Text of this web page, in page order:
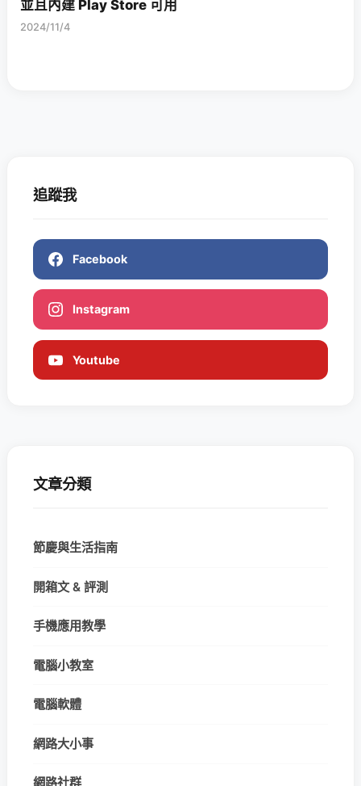
並且內建 Play Store 可用
2024/11/4
追蹤我
Facebook
Instagram
Youtube
文章分類
節慶與生活指南
開箱文 & 評測
手機應用教學
電腦小教室
電腦軟體
網路大小事
網路社群